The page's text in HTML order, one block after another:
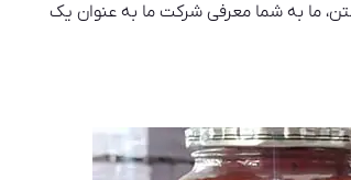
ما به شما معرفی شرکت ما به عنوان یک